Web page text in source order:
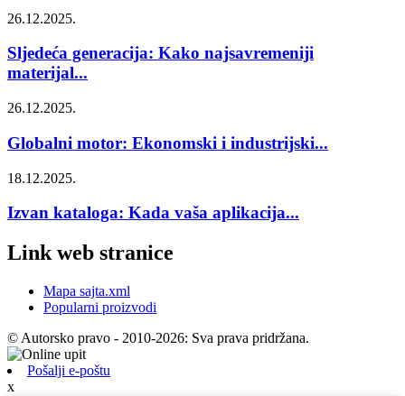
26.12.2025.
Sljedeća generacija: Kako najsavremeniji
materijal...
26.12.2025.
Globalni motor: Ekonomski i industrijski...
18.12.2025.
Izvan kataloga: Kada vaša aplikacija...
Link web stranice
Mapa sajta.xml
Popularni proizvodi
© Autorsko pravo - 2010-2026: Sva prava pridržana.
Pošalji e-poštu
x